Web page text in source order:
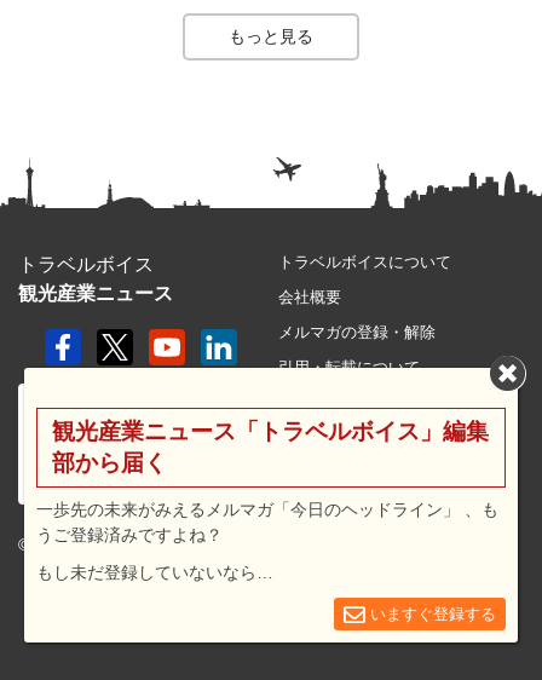
もっと見る
トラベルボイス
観光産業ニュース
© 2026 travel voice.
トラベルボイスについて
会社概要
メルマガの登録・解除
引用・転載について
利用規約
広告メニュー・料金
観光産業ニュース「トラベルボイス」編集
部から届く
一歩先の未来がみえるメルマガ「今日のヘッドライン」 、も
うご登録済みですよね？
もし未だ登録していないなら…
いますぐ登録する